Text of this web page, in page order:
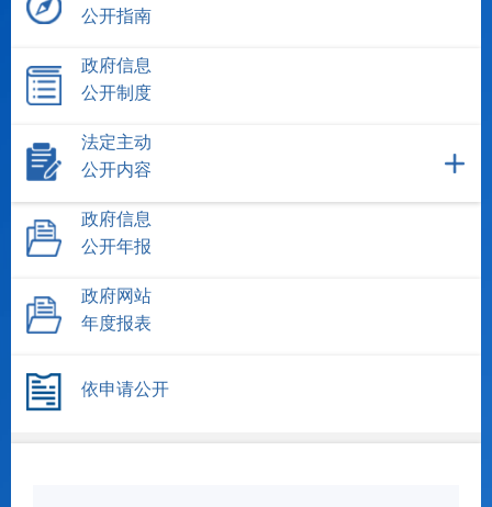
公开指南
政府信息
公开制度
法定主动
公开内容
政府信息
公开年报
政府网站
年度报表
依申请公开